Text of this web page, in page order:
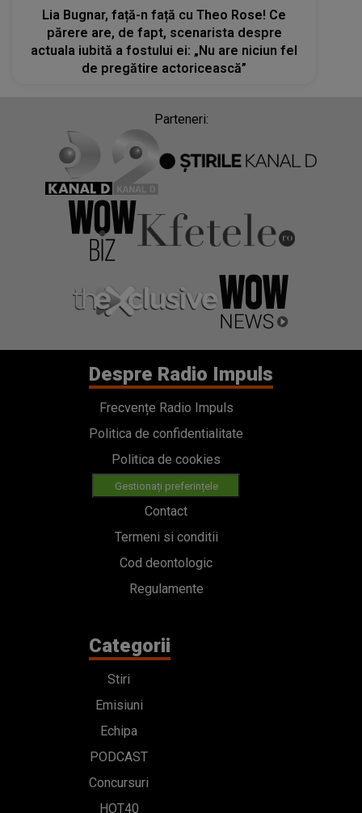
Lia Bugnar, față-n față cu Theo Rose! Ce
părere are, de fapt, scenarista despre
actuala iubită a fostului ei: „Nu are niciun fel
de pregătire actoricească”
Parteneri:
Despre Radio Impuls
Frecvențe Radio Impuls
Politica de confidentialitate
Politica de cookies
Gestionați preferințele
Contact
Termeni si conditii
Cod deontologic
Regulamente
Categorii
Stiri
Emisiuni
Echipa
PODCAST
Concursuri
HOT40